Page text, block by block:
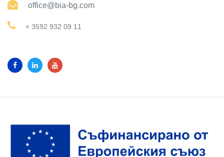
office@bia-bg.com
+ 3592 932 09 11